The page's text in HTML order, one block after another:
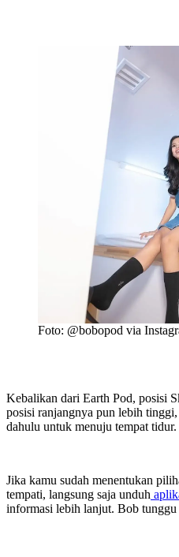
Foto: @bobopod via
Kebalikan dari Earth Pod, posisi
posisi ranjangnya pun lebih
dahulu untuk menuju tempat tidur.
Jika kamu sudah menentukan
tempati, langsung saja unduh
informasi lebih lanjut. Bob tunggu